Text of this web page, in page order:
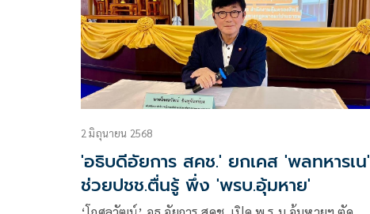
2 มิถุนายน 2568
'อธิบดีอัยการ สคช.' ยกเคส 'พลทหารเน'
ช่วยปชช.ตื่นรู้ พึ่ง 'พรบ.อุ้มหาย'